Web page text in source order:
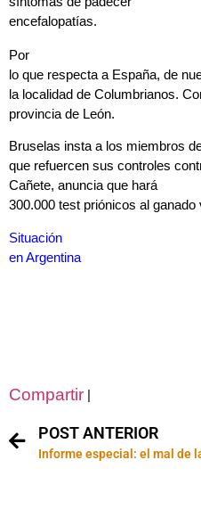
encefalopatías.
Por
lo que respecta a España, de
la localidad de Columbrianos.
provincia de León.
Bruselas insta a los miembros
que refuercen sus controles
Cañete, anuncia que hará
300.000 test priónicos al ganado
Situación
en Argentina
Compartir
POST ANTERIOR